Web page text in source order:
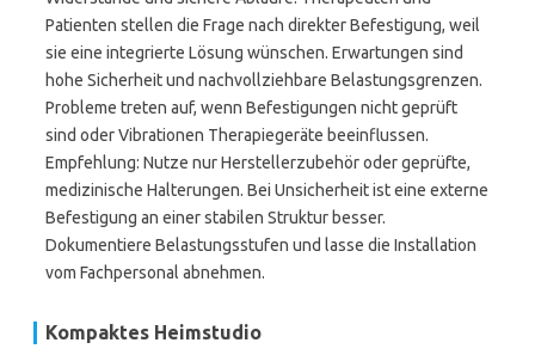
Patienten stellen die Frage nach direkter Befestigung, weil
sie eine integrierte Lösung wünschen. Erwartungen sind
hohe Sicherheit und nachvollziehbare Belastungsgrenzen.
Probleme treten auf, wenn Befestigungen nicht geprüft
sind oder Vibrationen Therapiegeräte beeinflussen.
Empfehlung: Nutze nur Herstellerzubehör oder geprüfte,
medizinische Halterungen. Bei Unsicherheit ist eine externe
Befestigung an einer stabilen Struktur besser.
Dokumentiere Belastungsstufen und lasse die Installation
vom Fachpersonal abnehmen.
Kompaktes Heimstudio